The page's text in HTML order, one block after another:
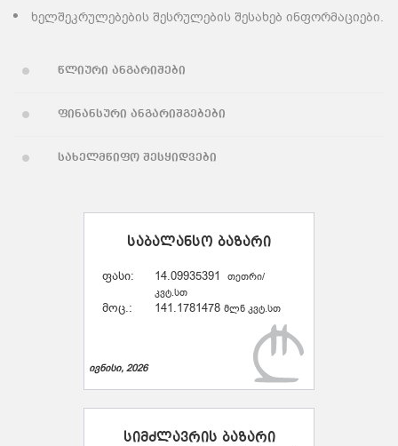
ხელშეკრულებების შესრულების შესახებ ინფორმაციები.
წლიური ანგარიშები
ფინანსური ანგარიშგებები
სახელმწიფო შესყიდვები
საბალანსო ბაზარი
ფასი: 14.09935391
თეთრი/
კვტ.სთ
მოც.: 141.1781478 მლნ კვტ.სთ
ივნისი, 2026
სიმძლავრის ბაზარი